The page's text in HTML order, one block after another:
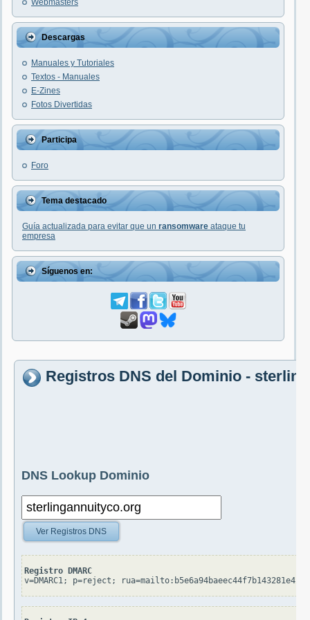
Webmasters
Descargas
Manuales y Tutoriales
Textos - Manuales
E-Zines
Fotos Divertidas
Participa
Foro
Tema destacado
Guía actualizada para evitar que un ransomware ataque tu
empresa
Síguenos en:
Registros DNS del Dominio -
DNS Lookup Dominio
Ver Registros DNS
Registro DMARC
v=DMARC1; p=reject;